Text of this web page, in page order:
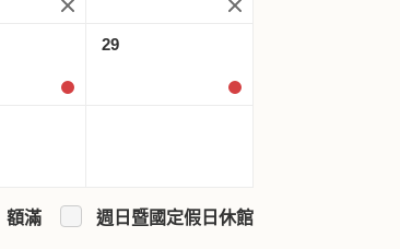
29
額滿 週日暨國定假日休館